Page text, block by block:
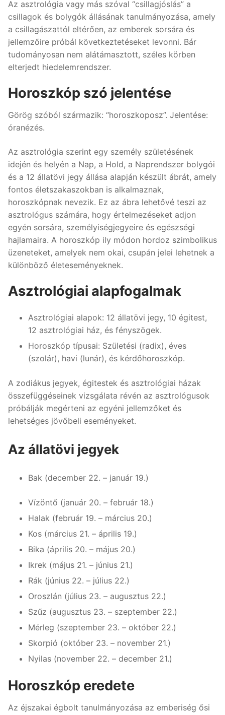
Az asztrológia vagy más szóval “csillagjóslás” a
csillagok és bolygók állásának tanulmányozása, amely
a csillagászattól eltérően, az emberek sorsára és
jellemzőire próbál következtetéseket levonni. Bár
tudományosan nem alátámasztott, széles körben
elterjedt hiedelemrendszer.
Horoszkóp szó jelentése
Görög szóból származik: “horoszkoposz”. Jelentése:
óranézés.
Az asztrológia szerint egy személy születésének
idején és helyén a Nap, a Hold, a Naprendszer bolygói
és a 12 állatövi jegy állása alapján készült ábrát, amely
fontos életszakaszokban is alkalmaznak,
horoszkópnak nevezik. Ez az ábra lehetővé teszi az
asztrológus számára, hogy értelmezéseket adjon
egyén sorsára, személyiségjegyeire és egészségi
hajlamaira. A horoszkóp ily módon hordoz szimbolikus
üzeneteket, amelyek nem okai, csupán jelei lehetnek a
különböző életeseményeknek.
Asztrológiai alapfogalmak
Asztrológiai alapok: 12 állatövi jegy, 10 égitest,
12 asztrológiai ház, és fényszögek.
Horoszkóp típusai: Születési (radix), éves
(szolár), havi (lunár), és kérdőhoroszkóp.
A zodiákus jegyek, égitestek és asztrológiai házak
összefüggéseinek vizsgálata révén az asztrológusok
próbálják megérteni az egyéni jellemzőket és
lehetséges jövőbeli eseményeket.
Az állatövi jegyek
Bak (december 22. – január 19.)
Vízöntő (január 20. – február 18.)
Halak (február 19. – március 20.)
Kos (március 21. – április 19.)
Bika (április 20. – május 20.)
Ikrek (május 21. – június 21.)
Rák (június 22. – július 22.)
Oroszlán (július 23. – augusztus 22.)
Szűz (augusztus 23. – szeptember 22.)
Mérleg (szeptember 23. – október 22.)
Skorpió (október 23. – november 21.)
Nyilas (november 22. – december 21.)
Horoszkóp eredete
Az éjszakai égbolt tanulmányozása az emberiség ősi